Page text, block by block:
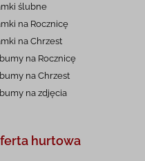
ślubne
na Rocznicę
na Chrzest
na Rocznicę
na Chrzest
na zdjęcia
hurtowa